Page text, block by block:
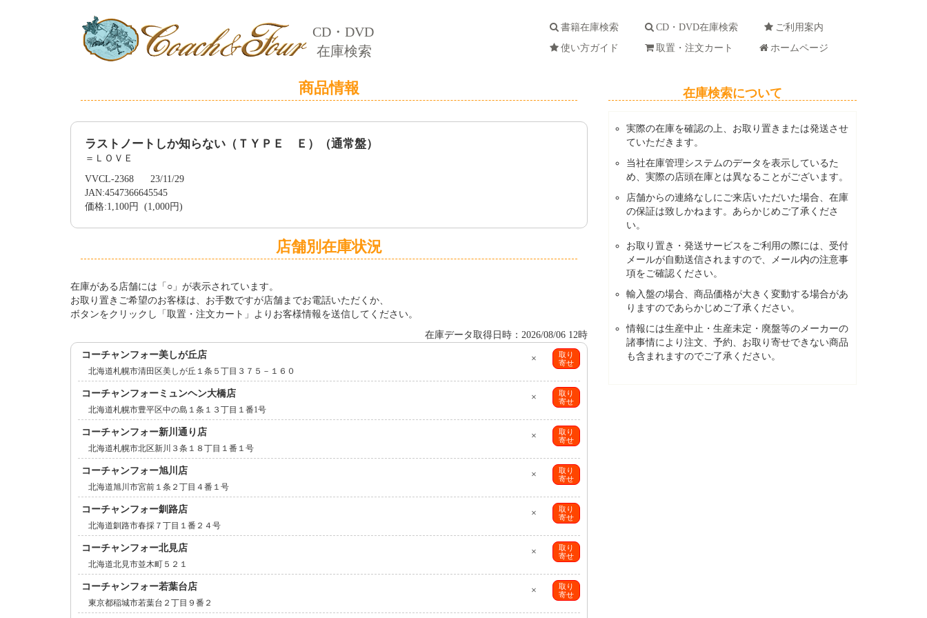
CD・DVD
在庫検索
書籍在庫検索 CD・DVD在庫検索
ご利用案内
使い方ガイド
取置・注文カート ホームページ
商品情報
ラストノートしか知らない（ＴＹＰＥ Ｅ）（通常盤）
＝ＬＯＶＥ
VVCL-2368 23/11/29
JAN:4547366645545
価格:1,100円 (1,000円)
店舗別在庫状況
在庫がある店舗には「○」が表示されています。
お取り置きご希望のお客様は、お手数ですが店舗までお電話いただくか、
ボタンをクリックし「取置・注文カート」よりお客様情報を送信してください。
在庫データ取得日時：2026/08/06 12時
取り
寄せ
×
コーチャンフォー美しが丘店
北海道札幌市清田区美しが丘１条５丁目３７５－１６０
取り
寄せ
×
コーチャンフォーミュンヘン大橋店
北海道札幌市豊平区中の島１条１３丁目１番1号
取り
寄せ
×
コーチャンフォー新川通り店
北海道札幌市北区新川３条１８丁目１番１号
取り
寄せ
×
コーチャンフォー旭川店
北海道旭川市宮前１条２丁目４番１号
取り
寄せ
×
コーチャンフォー釧路店
北海道釧路市春採７丁目１番２４号
取り
寄せ
×
コーチャンフォー北見店
北海道北見市並木町５２１
取り
寄せ
×
コーチャンフォー若葉台店
東京都稲城市若葉台２丁目９番２
在庫検索について
実際の在庫を確認の上、お取り置きまたは発送させ
ていただきます。
当社在庫管理システムのデータを表示しているた
め、実際の店頭在庫とは異なることがございます。
店舗からの連絡なしにご来店いただいた場合、在庫
の保証は致しかねます。あらかじめご了承くださ
い。
お取り置き・発送サービスをご利用の際には、受付
メールが自動送信されますので、メール内の注意事
項をご確認ください。
輸入盤の場合、商品価格が大きく変動する場合があ
りますのであらかじめご了承ください。
情報には生産中止・生産未定・廃盤等のメーカーの
諸事情により注文、予約、お取り寄せできない商品
も含まれますのでご了承ください。